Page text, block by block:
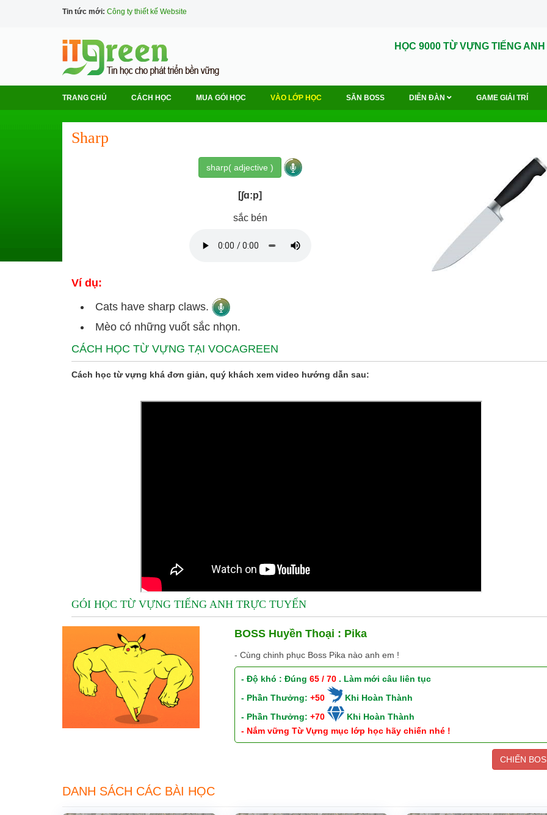
Tin tức mới: Công ty thiết kế Website
HỌC 9000 TỪ VỰNG TIẾNG ANH
TRANG CHỦ CÁCH HỌC MUA GÓI HỌC VÀO LỚP HỌC SĂN BOSS DIỄN ĐÀN GAME GIẢI TRÍ
Sharp
sharp( adjective )
[∫ɑ:p]
sắc bén
Ví dụ:
Cats have sharp claws.
Mèo có những vuốt sắc nhọn.
CÁCH HỌC TỪ VỰNG TẠI VOCAGREEN
Cách học từ vựng khá đơn giản, quý khách xem video hướng dẫn sau:
GÓI HỌC TỪ VỰNG TIẾNG ANH TRỰC TUYẾN
BOSS Huyền Thoại : Pika
- Cùng chinh phục Boss Pika nào anh em !
- Độ khó : Đúng 65 / 70. Làm mới câu liên tục
- Phần Thưởng: +50
Khi Hoàn Thành
- Phần Thưởng: +70
Khi Hoàn Thành
- Nắm vững Từ Vựng mục lớp học hãy chiến nhé !
CHIẾN
DANH SÁCH CÁC BÀI HỌC